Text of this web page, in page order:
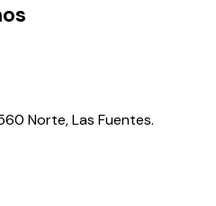
Norte, Las Fuentes.